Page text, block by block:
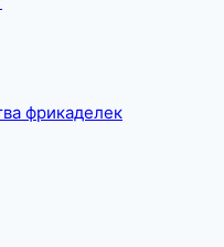
фрикаделек